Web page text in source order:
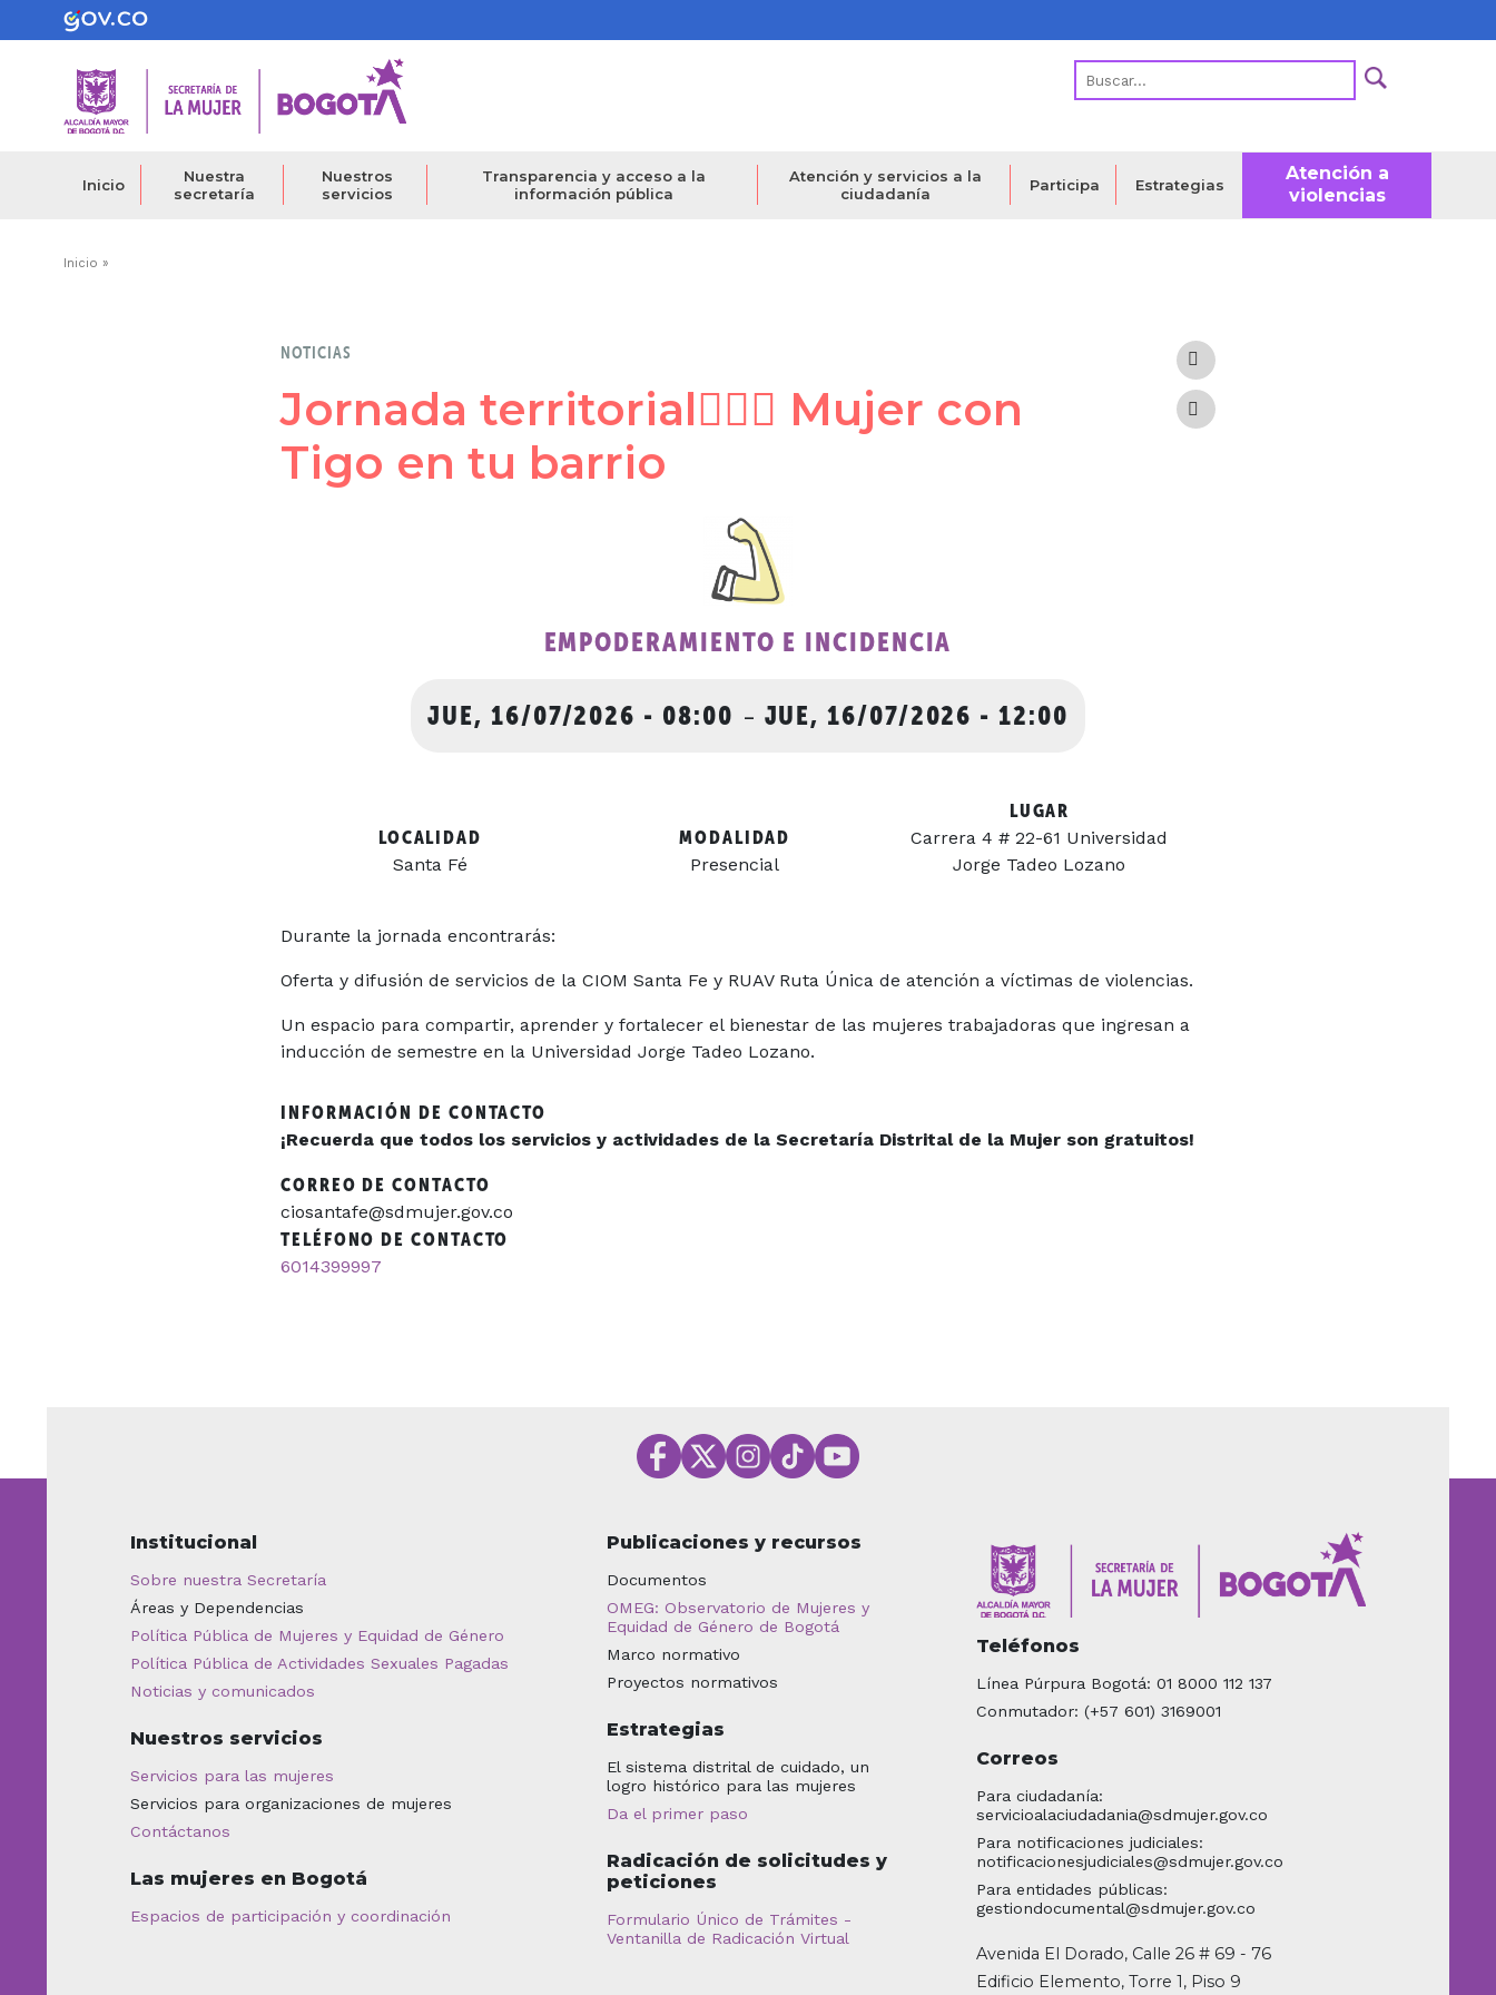
al
contenido
Inicio
Nuestra
secretaría
Nuestros
servicios
Transparencia y acceso a la
información pública
Atención y servicios a la
ciudadanía
Participa Estrategias
Atención a
violencias
Ruta
Inicio
NOTICIAS
Jornada territorial🙆🏻‍♀️ Mujer con
Tigo en tu barrio
EMPODERAMIENTO E INCIDENCIA
JUE, 16/07/2026 - 08:00 - JUE, 16/07/2026 - 12:00
LOCALIDAD
Santa Fé
MODALIDAD
Presencial
LUGAR
Carrera 4 # 22-61 Universidad
Jorge Tadeo Lozano
Durante la jornada encontrarás:
Oferta y difusión de servicios de la CIOM Santa Fe y RUAV Ruta Única de atención a víctimas de violencias.
Un espacio para compartir, aprender y fortalecer el bienestar de las mujeres trabajadoras que ingresan a
inducción de semestre en la Universidad Jorge Tadeo Lozano.
INFORMACIÓN DE CONTACTO
¡Recuerda que todos los servicios y actividades de la Secretaría Distrital de la Mujer son gratuitos!
CORREO DE CONTACTO
ciosantafe@sdmujer.gov.co
TELÉFONO DE CONTACTO
6014399997
Institucional
Sobre nuestra Secretaría
Áreas y Dependencias
Política Pública de Mujeres y Equidad de Género
Política Pública de Actividades Sexuales Pagadas
Noticias y comunicados
Nuestros servicios
Servicios para las mujeres
Servicios para organizaciones de mujeres
Contáctanos
Las mujeres en Bogotá
Espacios de participación y coordinación
Publicaciones y recursos
Documentos
OMEG: Observatorio de Mujeres y
Equidad de Género de Bogotá
Marco normativo
Proyectos normativos
Estrategias
El sistema distrital de cuidado, un
logro histórico para las mujeres
Da el primer paso
Radicación de solicitudes y
peticiones
Formulario Único de Trámites -
Ventanilla de Radicación Virtual
Teléfonos
Línea Púrpura Bogotá: 01 8000 112 137
Conmutador: (+57 601) 3169001
Correos
Para ciudadanía:
servicioalaciudadania@sdmujer.gov.co
Para notificaciones judiciales:
notificacionesjudiciales@sdmujer.gov.co
Para entidades públicas:
gestiondocumental@sdmujer.gov.co
Avenida El Dorado, Calle 26 # 69 - 76
Edificio Elemento, Torre 1, Piso 9